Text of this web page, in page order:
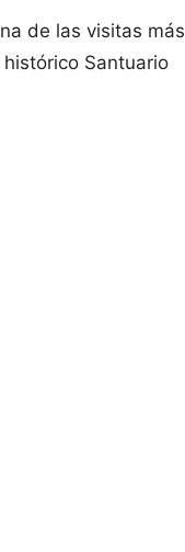
de las visitas más
Santuario